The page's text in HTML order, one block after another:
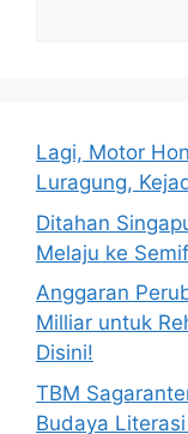
Lagi, Motor
Luragung,
Ditahan
Melaju ke
Anggaran
Milliar untuk
Disini!
TBM
Budaya